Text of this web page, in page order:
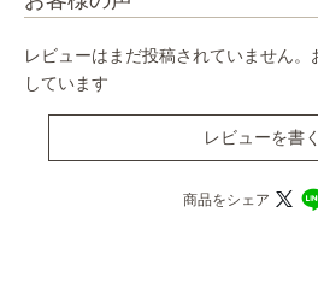
レビューはまだ投稿されていません
しています
レビューを書
商品をシェア